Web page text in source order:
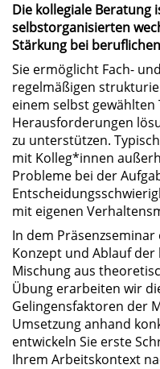
Die kollegiale Beratung
selbstorganisierten
Stärkung bei
Sie ermöglicht Fach-
regelmäßigen
einem selbst
Herausforderungen
zu unterstützen.
mit Kolleg*innen
Probleme bei der
mit eigenen
In dem
Konzept und Ablauf
Mischung aus
Übung erarbeiten wir
Gelingensfaktoren der
Umsetzung anhand
entwickeln Sie erste
Ihrem Arbeitskontext